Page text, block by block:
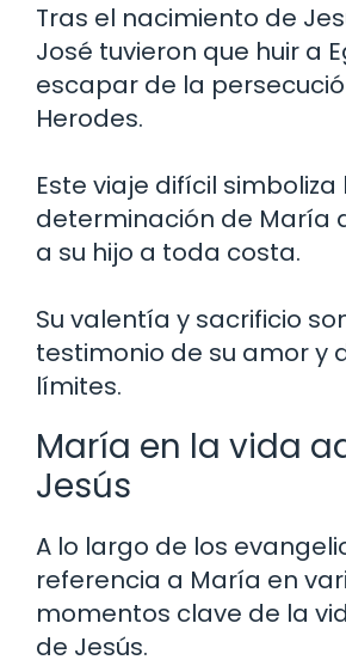
Tras el nacimiento de
José tuvieron que huir a
escapar de la
Herodes.
Este viaje difícil simboliza
determinación de María
a su hijo a toda costa.
Su valentía y sacrificio
testimonio de su amor y
límites.
María en la vida
Jesús
A lo largo de los
referencia a María en
momentos clave de la
de Jesús.